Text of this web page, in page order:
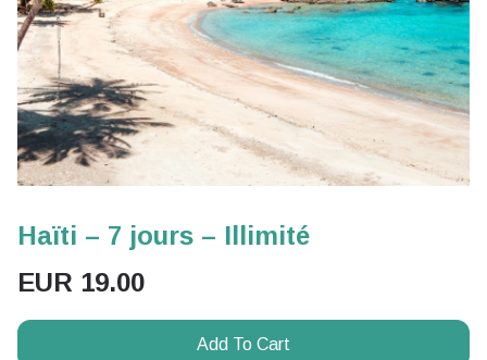
Haïti – 7 jours – Illimité
EUR 19.00
Add To Cart